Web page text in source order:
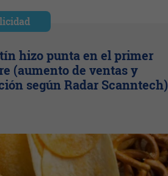
hizo punta en el primer
(aumento de ventas y
según Radar Scanntech)